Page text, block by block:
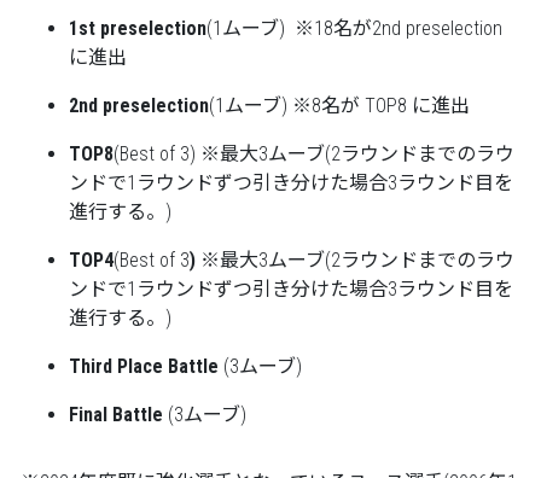
1st preselection(1ムーブ) ※18名が2nd preselection
に進出
2nd preselection(1ムーブ) ※8名が TOP8 に進出
TOP8(Best of 3) ※最大3ムーブ(2ラウンドまでのラウ
ンドで1ラウンドずつ引き分けた場合3ラウンド目を
進行する。)
TOP4(Best of 3) ※最大3ムーブ(2ラウンドまでのラウ
ンドで1ラウンドずつ引き分けた場合3ラウンド目を
進行する。)
Third Place Battle (3ムーブ)
Final Battle (3ムーブ)